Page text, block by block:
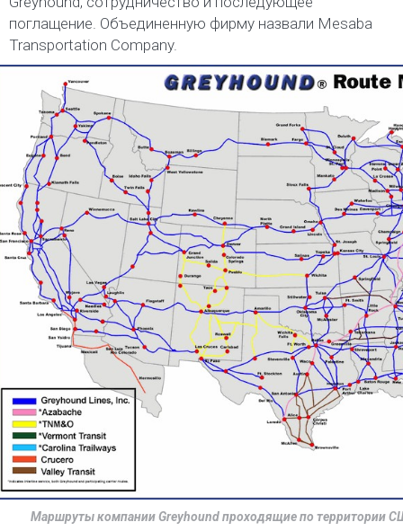
поглащение. Объединенную фирму назвали Mesaba
Transportation Company.
Маршруты компании Greyhound проходящие по территории